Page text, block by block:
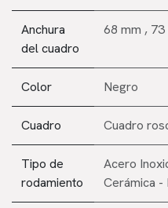
Anchura
del cuadro
68 mm , 73
Color Negro
Cuadro Cuadro
Tipo de
rodamiento
Acero
Cerámica -